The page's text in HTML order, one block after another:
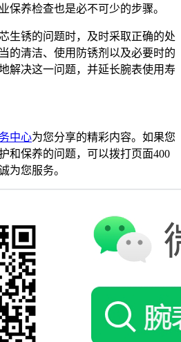
保养检查也是必不可少的步骤。
生锈的问题时，及时采取正确的处
的清洁、使用防锈剂以及必要时的
解决这一问题，并延长腕表使用寿
中心为您分享的精彩内容。如果您
和保养的问题，可以拨打页面400
为您服务。